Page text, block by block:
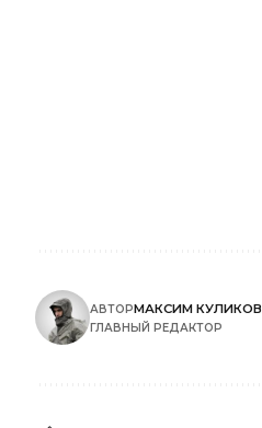
АВТОРМАКСИМ КУЛИКОВ
ГЛАВНЫЙ РЕДАКТОР